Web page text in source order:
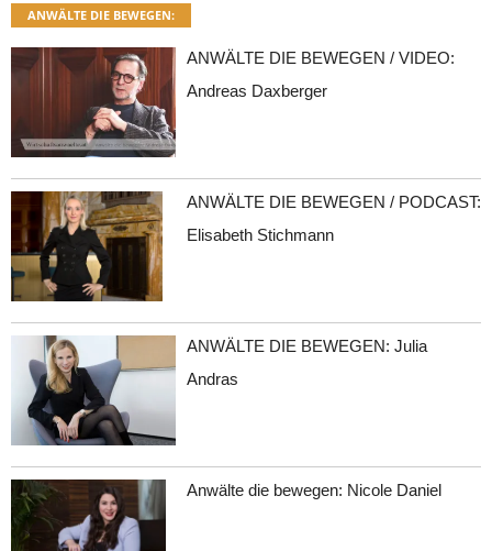
ANWÄLTE DIE BEWEGEN:
ANWÄLTE DIE BEWEGEN / VIDEO:
Andreas Daxberger
ANWÄLTE DIE BEWEGEN / PODCAST:
Elisabeth Stichmann
ANWÄLTE DIE BEWEGEN: Julia
Andras
Anwälte die bewegen: Nicole Daniel